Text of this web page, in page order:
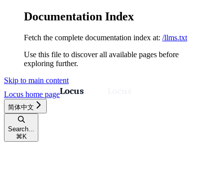
Documentation Index
Fetch the complete documentation index at: /llms.txt
Use this file to discover all available pages before
exploring further.
Skip to main content
Locus home page
简体中文
Search...
⌘ K